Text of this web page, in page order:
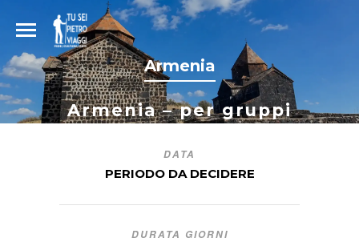
Armenia
Armenia – per gruppi
DATA
PERIODO DA DECIDERE
DURATA GIORNI